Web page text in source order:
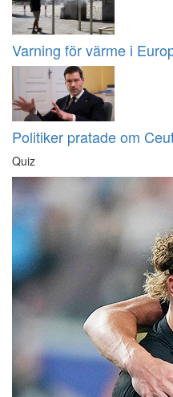
Varning för värme i
Politiker pratade om
Quiz